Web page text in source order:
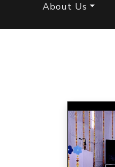
About Us